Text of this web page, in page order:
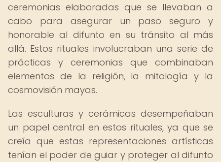
ceremonias elaboradas que se llevaban a
cabo para asegurar un paso seguro y
honorable al difunto en su tránsito al más
allá. Estos rituales involucraban una serie de
prácticas y ceremonias que combinaban
elementos de la religión, la mitología y la
cosmovisión mayas.
Las esculturas y cerámicas desempeñaban
un papel central en estos rituales, ya que se
creía que estas representaciones artísticas
tenían el poder de guiar y proteger al difunto